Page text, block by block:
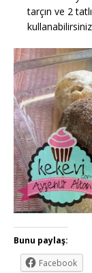
tarçın ve 2
Bunu paylaş:
Facebook